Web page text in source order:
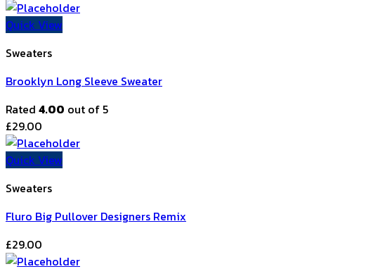
Quick View
Sweaters
Brooklyn Long Sleeve Sweater
Rated 4.00 out of 5
£29.00
Quick View
Sweaters
Fluro Big Pullover Designers Remix
£29.00